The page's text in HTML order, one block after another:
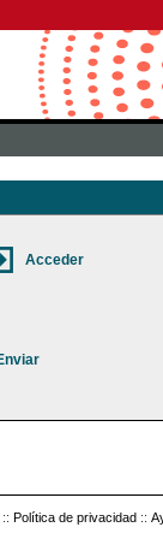
:: Política de privacidad ::